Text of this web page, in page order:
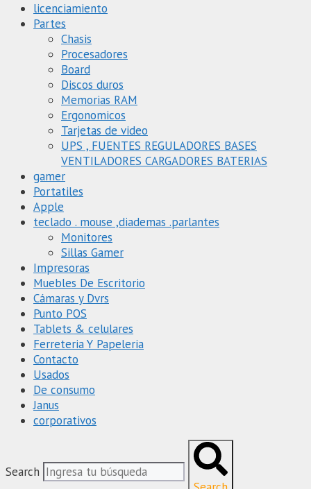
licenciamiento
Partes
Chasis
Procesadores
Board
Discos duros
Memorias RAM
Ergonomicos
Tarjetas de video
UPS , FUENTES REGULADORES BASES
VENTILADORES CARGADORES BATERIAS
gamer
Portatiles
Apple
teclado . mouse ,diademas .parlantes
Monitores
Sillas Gamer
Impresoras
Muebles De Escritorio
Cámaras y Dvrs
Punto POS
Tablets & celulares
Ferreteria Y Papeleria
Contacto
Usados
De consumo
Janus
corporativos
Search